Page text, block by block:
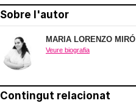
Sobre l'autor
MARIA LORENZO MIRÓ
Veure biografia